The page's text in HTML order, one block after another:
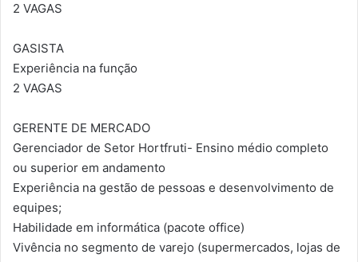
2 VAGAS
GASISTA
Experiência na função
2 VAGAS
GERENTE DE MERCADO
Gerenciador de Setor Hortfruti- Ensino médio completo
ou superior em andamento
Experiência na gestão de pessoas e desenvolvimento de
equipes;
Habilidade em informática (pacote office)
Vivência no segmento de varejo (supermercados, lojas de